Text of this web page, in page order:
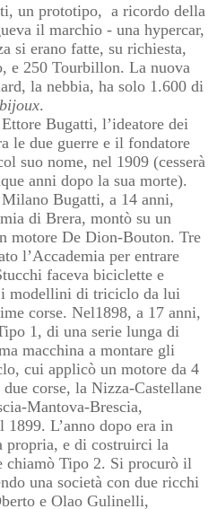
un prototipo, a ricordo della
il marchio - una hypercar,
si erano fatte, su richiesta,
e 250 Tourbillon. La nuova
la nebbia, ha solo 1.600 di
bijoux.
Bugatti, l’ideatore dei
le due guerre e il fondatore
suo nome, nel 1909 (cesserà
anni dopo la sua morte).
Bugatti, a 14 anni,
di Brera, montò su un
motore De Dion-Bouton. Tre
l’Accademia per entrare
faceva biciclette e
i modellini di triciclo da lui
corse. Nel1898, a 17 anni,
1, di una serie lunga di
macchina a montare gli
cui applicò un motore da 4
corse, la Nizza-Castellane
Mantova-Brescia,
L’anno dopo era in
propria, e di costruirci la
chiamò Tipo 2. Si procurò il
una società con due ricchi
e Olao Gulinelli,